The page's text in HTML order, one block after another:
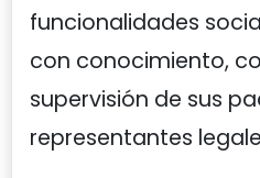
funcionalidades
con conocimiento,
supervisión de sus
representantes